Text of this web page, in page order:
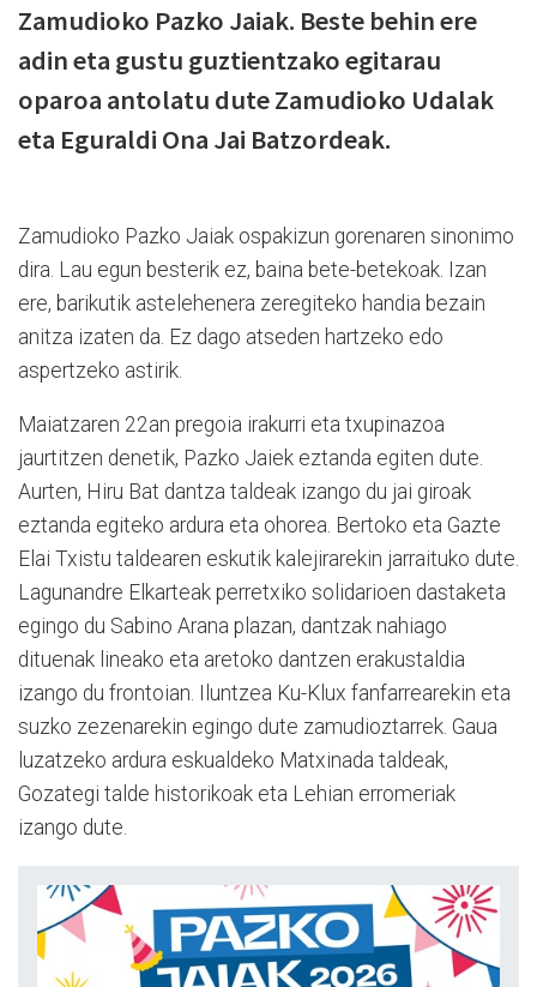
Zamudioko Pazko Jaiak. Beste behin ere
adin eta gustu guztientzako egitarau
oparoa antolatu dute Zamudioko Udalak
eta Eguraldi Ona Jai Batzordeak.
Zamudioko Pazko Jaiak ospakizun gorenaren sinonimo
dira. Lau egun besterik ez, baina bete-betekoak. Izan
ere, barikutik astelehenera zeregiteko handia bezain
anitza izaten da. Ez dago atseden hartzeko edo
aspertzeko astirik.
Maiatzaren 22an pregoia irakurri eta txupinazoa
jaurtitzen denetik, Pazko Jaiek eztanda egiten dute.
Aurten, Hiru Bat dantza taldeak izango du jai giroak
eztanda egiteko ardura eta ohorea. Bertoko eta Gazte
Elai Txistu taldearen eskutik kalejirarekin jarraituko dute.
Lagunandre Elkarteak perretxiko solidarioen dastaketa
egingo du Sabino Arana plazan, dantzak nahiago
dituenak lineako eta aretoko dantzen erakustaldia
izango du frontoian. Iluntzea Ku-Klux fanfarrearekin eta
suzko zezenarekin egingo dute zamudioztarrek. Gaua
luzatzeko ardura eskualdeko Matxinada taldeak,
Gozategi talde historikoak eta Lehian erromeriak
izango dute.